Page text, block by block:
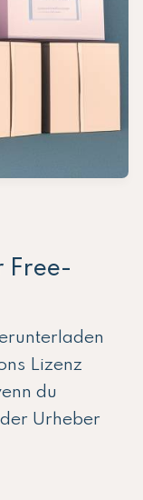
Free-
Lizenz
du
Urheber